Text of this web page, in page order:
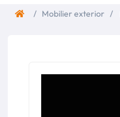
/ Mobilier exterior /